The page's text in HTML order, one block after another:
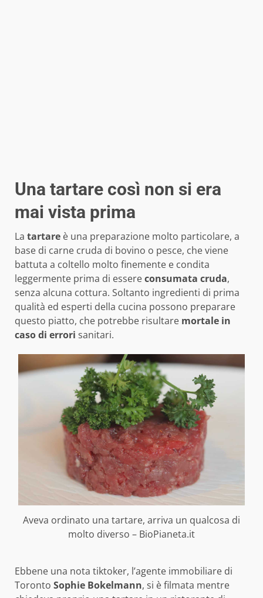
Una tartare così non si era
mai vista prima
La tartare è una preparazione molto particolare, a
base di carne cruda di bovino o pesce, che viene
battuta a coltello molto finemente e condita
leggermente prima di essereconsumata cruda,
senza alcuna cottura. Soltanto ingredienti di prima
qualità ed esperti della cucina possono preparare
questo piatto, che potrebbe risultare mortale in
caso di errori sanitari.
Aveva ordinato una tartare, arriva un qualcosa di
molto diverso – BioPianeta.it
Ebbene una nota tiktoker, l’agente immobiliare di
Toronto Sophie Bokelmann, si è filmata mentre